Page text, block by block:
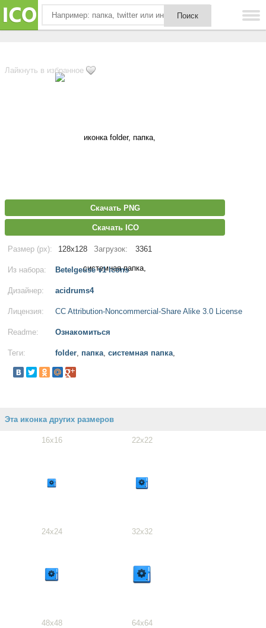
Лайкнуть в избранное
Скачать PNG
Скачать ICO
Размер (px): 128x128 Загрузок: 3361
Из набора: Betelgeuse v1 Icons
Дизайнер: acidrums4
Лицензия: CC Attribution-Noncommercial-Share Alike 3.0 License
Readme: Ознакомиться
Теги: folder, папка, системная папка,
Эта иконка других размеров
16x16 22x22
24x24 32x32
48x48 64x64